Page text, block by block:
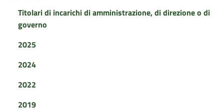
Titolari di incarichi di amministrazione, di direzione o di
governo
2025
2024
2022
2019